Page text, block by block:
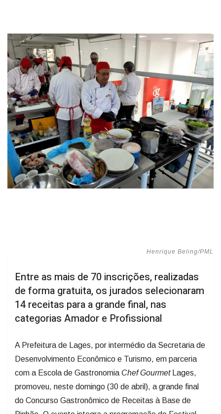
de forma gratuita, os jurados selecionaram
14 receitas para a grande final, nas
categorias Amador e Profissional
Desenvolvimento Econômico e Turismo, em parceria
com a Escola de Gastronomia Chef GourmetLages,
promoveu, neste domingo (30 de abril), a grande final
do Concurso Gastronômico de Receitas à Base de
Pinhão. O evento integra a programação do Festival
Colheita do Pinhão, que se estendeu por todo o mês